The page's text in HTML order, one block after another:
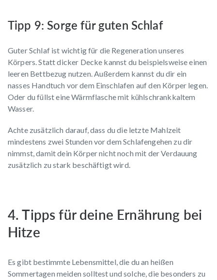
Tipp 9: Sorge für guten Schlaf
Guter Schlaf ist wichtig für die Regeneration unseres
Körpers. Statt dicker Decke kannst du beispielsweise einen
leeren Bettbezug nutzen. Außerdem kannst du dir ein
nasses Handtuch vor dem Einschlafen auf den Körper legen.
Oder du füllst eine Wärmflasche mit kühlschrankkaltem
Wasser.
Achte zusätzlich darauf, dass du die letzte Mahlzeit
mindestens zwei Stunden vor dem Schlafengehen zu dir
nimmst, damit dein Körper nicht noch mit der Verdauung
zusätzlich zu stark beschäftigt wird.
4. Tipps für deine Ernährung bei
Hitze
Es gibt bestimmte Lebensmittel, die du an heißen
Sommertagen meiden solltest und solche, die besonders zu